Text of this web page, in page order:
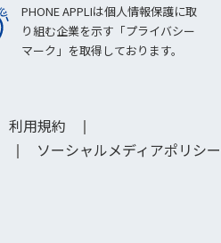
PHONE APPLIは個人情報保護に取
り組む企業を示す「プライバシー
マーク」を取得しております。
利用規約
ソーシャルメディアポリシー